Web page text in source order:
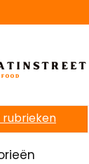
rubrieken